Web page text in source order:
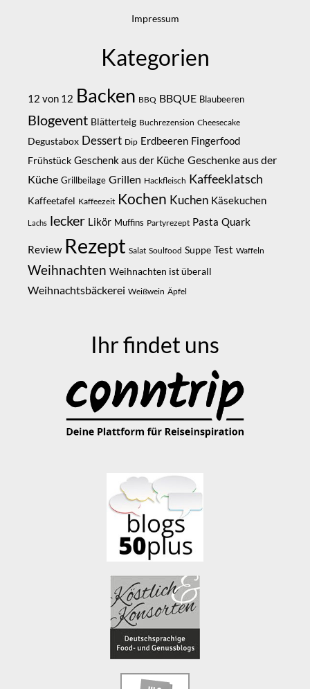
Impressum
Kategorien
12 von 12 Backen BBQ BBQUE Blaubeeren
Blogevent Blätterteig Buchrezension Cheesecake
Degustabox Dessert Dip Erdbeeren Fingerfood
Frühstück Geschenk aus der Küche Geschenke aus der
Küche Grillbeilage Grillen Hackfleisch Kaffeeklatsch
Kaffeetafel Kaffeezeit Kochen Kuchen Käsekuchen
Lachs lecker Likör Muffins Partyrezept Pasta Quark
Review Rezept Salat Soulfood Suppe Test Waffeln
Weihnachten Weihnachten ist überall
Weihnachtsbäckerei Weißwein Äpfel
Ihr findet uns